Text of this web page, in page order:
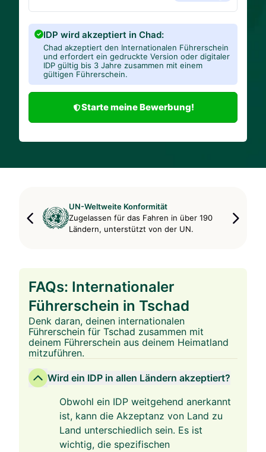
IDP wird akzeptiert in Chad:
Chad akzeptiert den Internationalen Führerschein
und erfordert ein gedruckte Version oder digitaler
IDP gültig bis 3 Jahre zusammen mit einem
gültigen Führerschein.
Starte meine Bewerbung!
UN-Weltweite Konformität
Zugelassen für das Fahren in über 190
Ländern, unterstützt von der UN.
FAQs: Internationaler
Führerschein in Tschad
Denk daran, deinen internationalen
Führerschein für Tschad zusammen mit
deinem Führerschein aus deinem Heimatland
mitzuführen.
Wird ein IDP in allen Ländern akzeptiert?
Obwohl ein IDP weitgehend anerkannt
ist, kann die Akzeptanz von Land zu
Land unterschiedlich sein. Es ist
wichtig, die spezifischen